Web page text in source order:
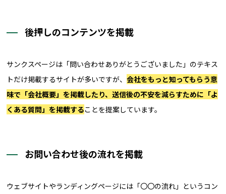
後押しのコンテンツを掲載
サンクスページは「問い合わせありがとうございました」のテキス
トだけ掲載するサイトが多いですが、会社をもっと知ってもらう意
味で「会社概要」を掲載したり、送信後の不安を減らすために「よ
くある質問」を掲載することを提案しています。
お問い合わせ後の流れを掲載
ウェブサイトやランディングページには「〇〇の流れ」というコン